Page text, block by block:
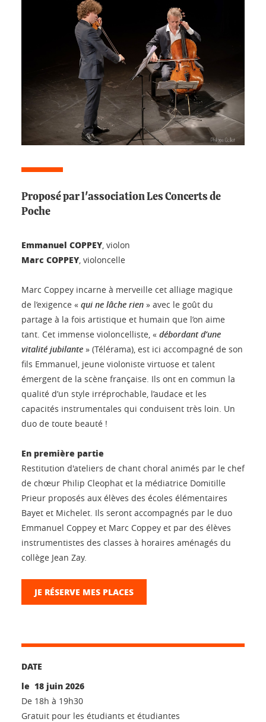
Proposé par l'association Les Concerts de
Poche
Emmanuel COPPEY , violon
Marc COPPEY , violoncelle
Marc Coppey incarne à merveille cet alliage magique
de l’exigence « qui ne lâche rien » avec le goût du
partage à la fois artistique et humain que l’on aime
tant. Cet immense violoncelliste, « débordant d’une
vitalité jubilante » (Télérama), est ici accompagné de son
fils Emmanuel, jeune violoniste virtuose et talent
émergent de la scène française. Ils ont en commun la
qualité d’un style irréprochable, l’audace et les
capacités instrumentales qui conduisent très loin. Un
duo de toute beauté !
En première partie
Restitution d'ateliers de chant choral animés par le chef
de chœur Philip Cleophat et la médiatrice Domitille
Prieur proposés aux élèves des écoles élémentaires
Bayet et Michelet. Ils seront accompagnés par le duo
Emmanuel Coppey et Marc Coppey et par des élèves
instrumentistes des classes à horaires aménagés du
collège Jean Zay.
JE RÉSERVE MES PLACES
DATE
le 18 juin 2026
De 18h à 19h30
Gratuit pour les étudiants et étudiantes